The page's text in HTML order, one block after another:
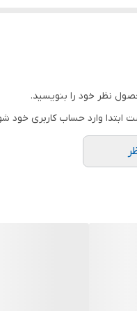
نظر خود را بنویسید.
ابتدا وارد حساب کاربری خود